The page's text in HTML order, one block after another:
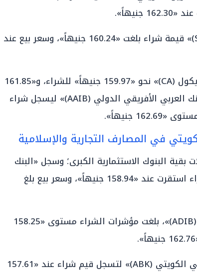
وحقق «بنك قناة السويس (SCB)» قيمة شراء بلغت «160.24 جنيهاً»، وسعر بيع عند
وبلغ السعر في «بنك كريدي أجريكول (CA)» نحو «159.97 جنيهاً» للشراء، و«161.85
جنيهاً» للبيع؛ في حين تحرك «البنك العربي الأفريقي الدولي (AAIB)» ليسجل شراء
في المصارف التجارية والإسلامية
البنوك الاستثمارية الكبرى؛ وسجل «البنك
التجاري الدولي (CIB)» قيمة شراء استقرت عند «158.94 جنيهاً»، وسعر بيع بلغ
وفي «مصرف أبوظبي الإسلامي (ADIB)»، بلغت مؤشرات الشراء مستوى «158.25
وتحركت الأسعار في «البنك الأهلي الكويتي (ABK)» لتسجل قيم شراء عند «157.61